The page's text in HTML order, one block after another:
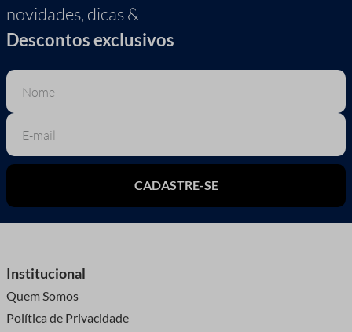
novidades, dicas &
Descontos exclusivos
CADASTRE-SE
Institucional
Quem Somos
Política de Privacidade